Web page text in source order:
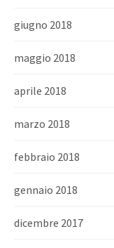
giugno 2018
maggio 2018
aprile 2018
marzo 2018
febbraio 2018
gennaio 2018
dicembre 2017